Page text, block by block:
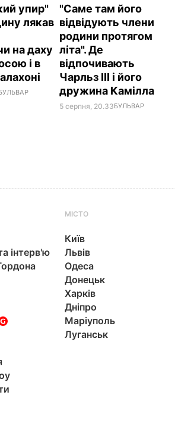
упир"
лякав
на даху
і в
"Саме там його
відвідують члени
родини протягом
літа". Де
відпочивають
Чарльз III і його
дружина Камілла
5 серпня, 20.33БУЛЬВАР
інтерв'ю
МІСТО
Київ
Львів
Одеса
Донецьк
Харків
Дніпро
Маріуполь
Луганськ